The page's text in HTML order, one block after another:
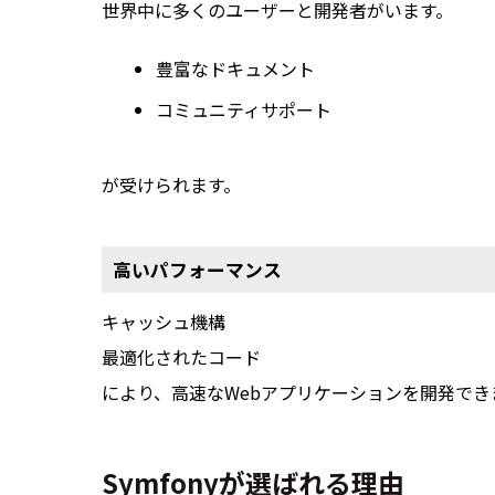
世界中に多くのユーザーと開発者がいます。
豊富なドキュメント
コミュニティサポート
が受けられます。
高いパフォーマンス
キャッシュ機構
最適化されたコード
により、高速なWebアプリケーションを開発でき
Symfonyが選ばれる理由